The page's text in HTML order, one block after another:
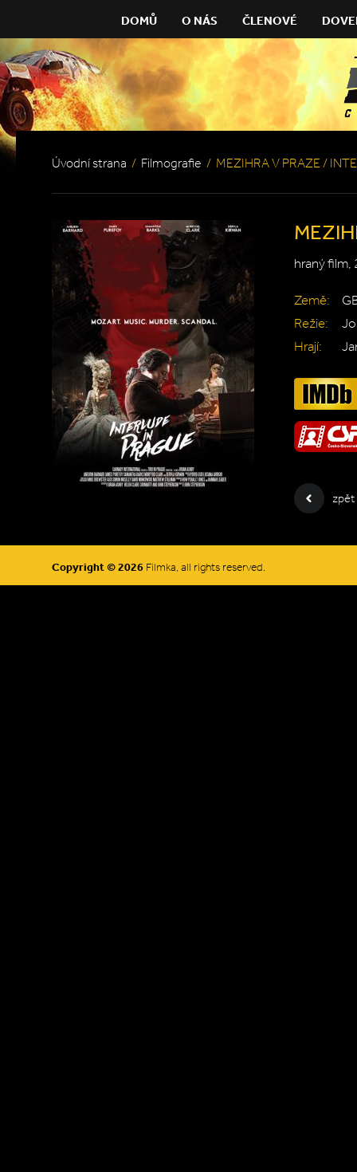
DOMŮ O NÁS ČLENOVÉ
Úvodní strana / Filmografie / MEZIHRA V PRAZE /
hraný film,
Země:
Režie:
Hrají:
zpět
Copyright © 2026 Filmka, all rights reserved.